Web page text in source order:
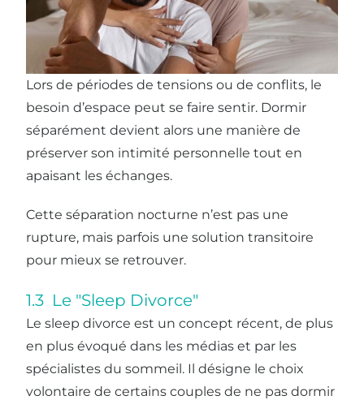
Lors de périodes de tensions ou de conflits, le
besoin d’espace peut se faire sentir. Dormir
séparément devient alors une manière de
préserver son intimité personnelle tout en
apaisant les échanges.
Cette séparation nocturne n’est pas une
rupture, mais parfois une solution transitoire
pour mieux se retrouver.
1.3 Le "Sleep Divorce"
Le sleep divorce est un concept récent, de plus
en plus évoqué dans les médias et par les
spécialistes du sommeil. Il désigne le choix
volontaire de certains couples de ne pas dormir